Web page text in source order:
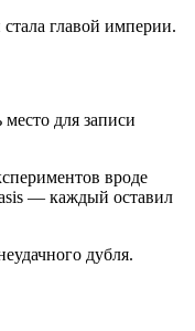
главой империи.
для записи
вроде
— каждый оставил
дубля.